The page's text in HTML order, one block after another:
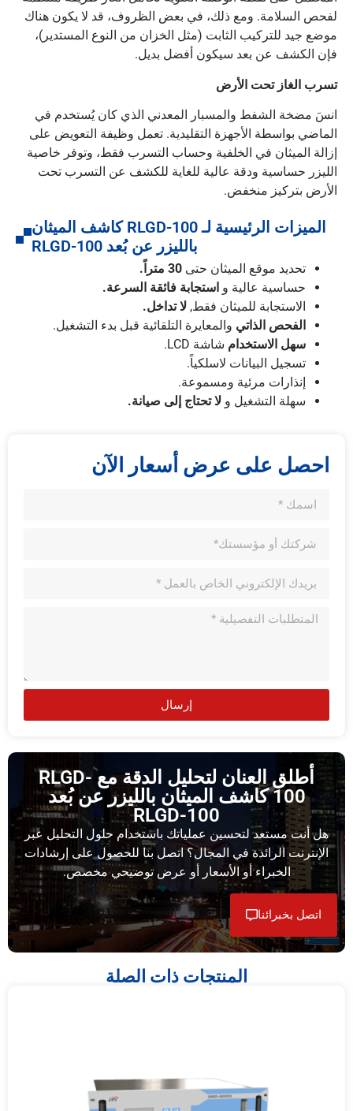
لفحص السلامة. ومع ذلك، في بعض الظروف، قد لا يكون هناك
موضع جيد للتركيب الثابت (مثل الخزان من النوع المستدير)،
فإن الكشف عن بعد سيكون أفضل بديل.
تسرب الغاز تحت الأرض
انسَ مضخة الشفط والمسبار المعدني الذي كان يُستخدم في
الماضي بواسطة الأجهزة التقليدية. تعمل وظيفة التعويض على
إزالة الميثان في الخلفية وحساب التسرب فقط، وتوفر خاصية
الليزر حساسية ودقة عالية للغاية للكشف عن التسرب تحت
الأرض بتركيز منخفض.
الميزات الرئيسية لـ RLGD-100 كاشف الميثان
بالليزر عن بُعد RLGD-100
تحديد موقع الميثان حتى 30 متراً.
حساسية عالية و استجابة فائقة السرعة.
الاستجابة للميثان فقط, لا تداخل.
الفحص الذاتي والمعايرة التلقائية قبل بدء التشغيل.
سهل الاستخدام شاشة LCD.
تسجيل البيانات لاسلكياً.
إنذارات مرئية ومسموعة.
سهلة التشغيل و لا تحتاج إلى صيانة.
احصل على عرض أسعار الآن
إرسال
أطلق العنان لتحليل الدقة مع RLGD-
100 كاشف الميثان بالليزر عن بُعد
RLGD-100
هل أنت مستعد لتحسين عملياتك باستخدام حلول التحليل عبر
الإنترنت الرائدة في المجال؟ اتصل بنا للحصول على إرشادات
الخبراء أو الأسعار أو عرض توضيحي مخصص.
اتصل بخبرائنا
المنتجات ذات الصلة